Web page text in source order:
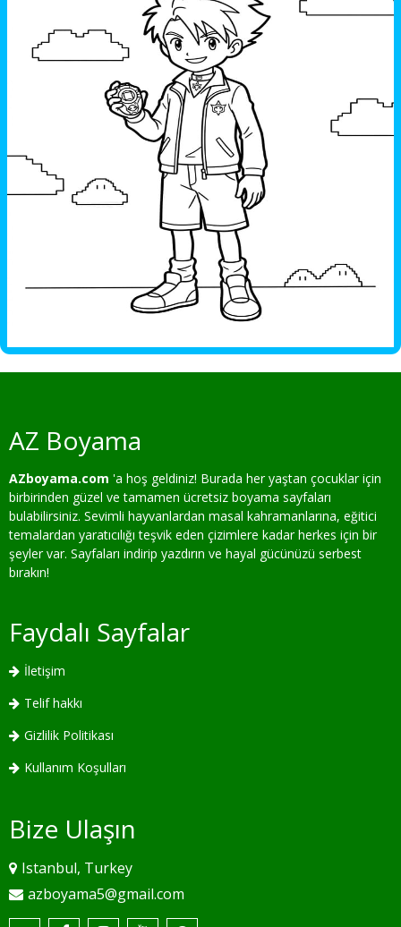
AZ Boyama
AZboyama.com 'a hoş geldiniz! Burada her yaştan çocuklar için
birbirinden güzel ve tamamen ücretsiz boyama sayfaları
bulabilirsiniz. Sevimli hayvanlardan masal kahramanlarına, eğitici
temalardan yaratıcılığı teşvik eden çizimlere kadar herkes için bir
şeyler var. Sayfaları indirip yazdırın ve hayal gücünüzü serbest
bırakın!
Faydalı Sayfalar
İletişim
Telif hakkı
Gizlilik Politikası
Kullanım Koşulları
Bize Ulaşın
Istanbul, Turkey
azboyama5@gmail.com